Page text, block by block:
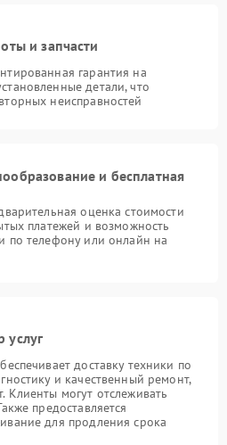
и запчасти
гарантия на
детали, что
неисправностей
и бесплатная
оценка стоимости
платежей и возможность
по телефону или онлайн на
услуг
доставку техники по
и качественный ремонт,
Клиенты могут отслеживать
предоставляется
для продления срока